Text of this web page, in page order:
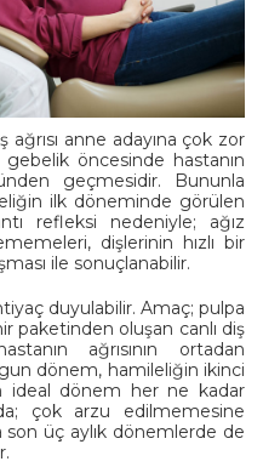
ağrısı anne adayına çok zor
öncesinde hastanın
geçmesidir. Bununla
ilk döneminde görülen
refleksi nedeniyle; ağız
dişlerinin hızlı bir
ile sonuçlanabilir.
duyulabilir. Amaç; pulpa
paketinden oluşan canlı diş
ağrısının ortadan
dönem, hamileliğin ikinci
ideal dönem her ne kadar
çok arzu edilmemesine
son üç aylık dönemlerde de